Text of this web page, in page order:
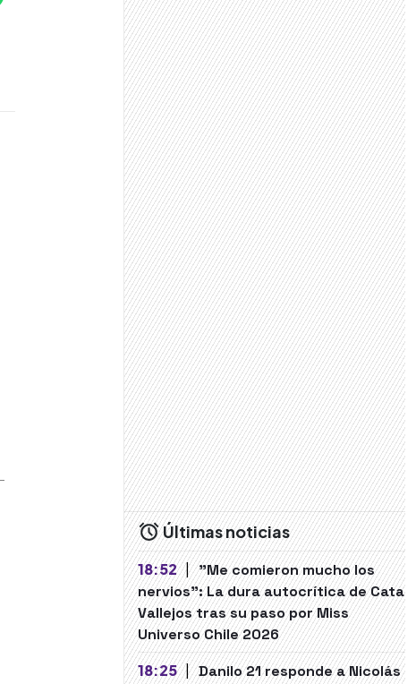
Últimas noticias
18:52 | "Me comieron mucho los
nervios": La dura autocrítica de Cata
Vallejos tras su paso por Miss
Universo Chile 2026
18:25 | Danilo 21 responde a Nicolás